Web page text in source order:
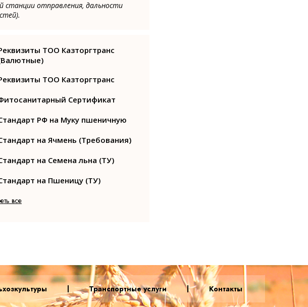
станции отправления, дальности
ТОО Казторгтранс
ТОО Казторгтранс
Сертификат
РФ на Муку пшеничную
на Ячмень (Требования)
на Семена льна (ТУ)
на Пшеницу (ТУ)
все
Транспортные услуги Контакты